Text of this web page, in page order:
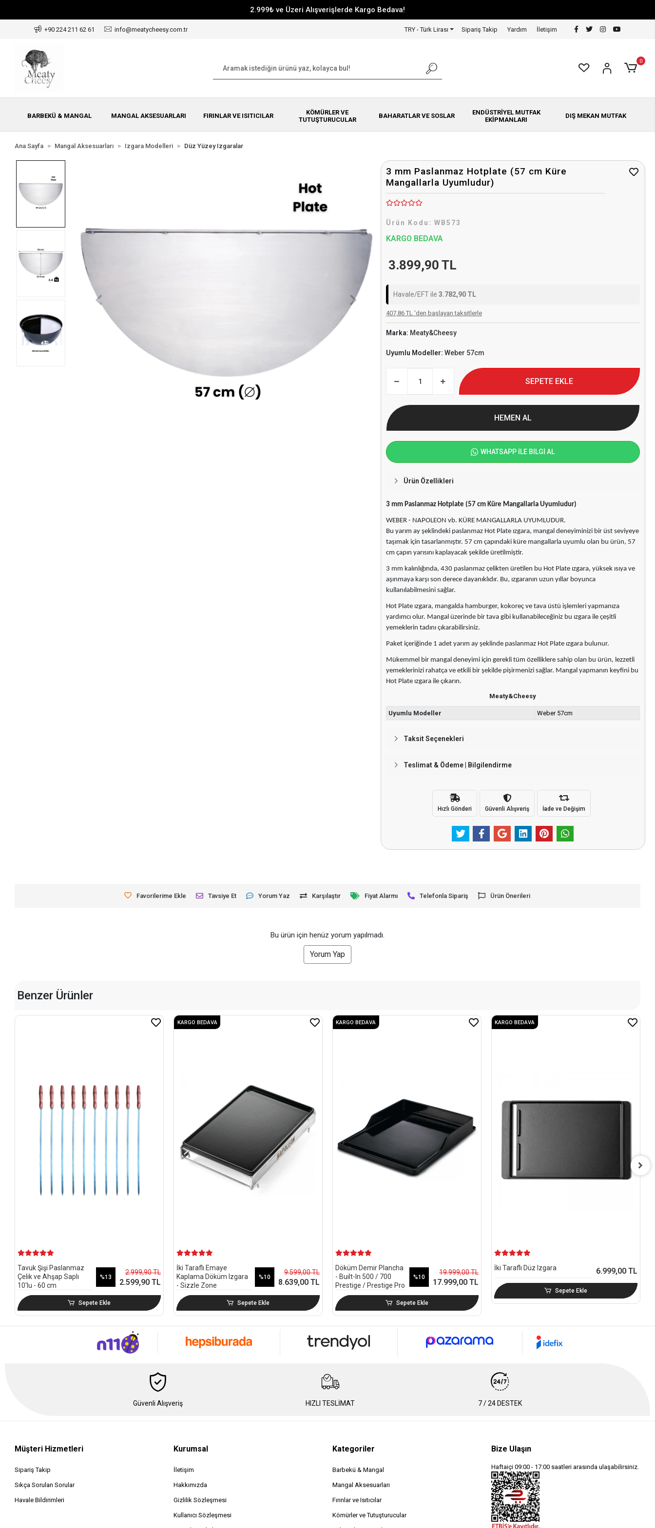
2.999₺ ve Üzeri Alışverişlerde Kargo Bedava!
+90 224 211 62 61 info@meatycheesy.com.tr TRY - Türk Lirası Sipariş Takip Yardım İletişim
0
BARBEKÜ & MANGAL MANGAL AKSESUARLARI FIRINLAR VE ISITICILAR
KÖMÜRLER VE
TUTUŞTURUCULAR
BAHARATLAR VE SOSLAR
ENDÜSTRİYEL MUTFAK
EKİPMANLARI
DIŞ MEKAN MUTFAK
Ana Sayfa Mangal Aksesuarları Izgara Modelleri Düz Yüzey Izgaralar
3 mm Paslanmaz Hotplate (57 cm Küre
Mangallarla Uyumludur)
Ürün Kodu: WB573
KARGO BEDAVA
3.899,90 TL
Havale/EFT ile 3.782,90 TL
407,86 TL 'den başlayan taksitlerle
Marka: Meaty&Cheesy
Uyumlu Modeller: Weber 57cm
SEPETE EKLE
HEMEN AL
WHATSAPP İLE BİLGİ AL
Ürün Özellikleri
3 mm Paslanmaz Hotplate (57 cm Küre Mangallarla Uyumludur)
WEBER - NAPOLEON vb. KÜRE MANGALLARLA UYUMLUDUR.
Bu yarım ay şeklindeki paslanmaz Hot Plate ızgara, mangal deneyiminizi bir üst seviyeye
taşımak için tasarlanmıştır. 57 cm çapındaki küre mangallarla uyumlu olan bu ürün, 57
cm çapın yarısını kaplayacak şekilde üretilmiştir.
3 mm kalınlığında, 430 paslanmaz çelikten üretilen bu Hot Plate ızgara, yüksek ısıya ve
aşınmaya karşı son derece dayanıklıdır. Bu, ızgaranın uzun yıllar boyunca
kullanılabilmesini sağlar.
Hot Plate ızgara, mangalda hamburger, kokoreç ve tava üstü işlemleri yapmanıza
yardımcı olur. Mangal üzerinde bir tava gibi kullanabileceğiniz bu ızgara ile çeşitli
yemeklerin tadını çıkarabilirsiniz.
Paket içeriğinde 1 adet yarım ay şeklinde paslanmaz Hot Plate ızgara bulunur.
Mükemmel bir mangal deneyimi için gerekli tüm özelliklere sahip olan bu ürün, lezzetli
yemeklerinizi rahatça ve etkili bir şekilde pişirmenizi sağlar. Mangal yapmanın keyfini bu
Hot Plate ızgara ile çıkarın.
Meaty&Cheesy
Uyumlu Modeller Weber 57cm
Taksit Seçenekleri
Teslimat & Ödeme | Bilgilendirme
Hızlı Gönderi Güvenli Alışveriş İade ve Değişim
Favorilerime Ekle Tavsiye Et Yorum Yaz Karşılaştır Fiyat Alarmı Telefonla Sipariş Ürün Önerileri
Bu ürün için henüz yorum yapılmadı.
Yorum Yap
Benzer Ürünler
Tavuk Şişi Paslanmaz
Çelik ve Ahşap Saplı
10'lu - 60 cm
%13
2.999,90 TL
2.599,90 TL
Sepete Ekle
KARGO BEDAVA
İki Taraflı Emaye
Kaplama Döküm Izgara
- Sizzle Zone
%10
9.599,00 TL
8.639,00 TL
Sepete Ekle
KARGO BEDAVA
Döküm Demir Plancha
- Built-In 500 / 700
Prestige / Prestige Pro
%10
19.999,00 TL
17.999,00 TL
Sepete Ekle
KARGO BEDAVA
İki Taraflı Düz Izgara 6.999,00 TL
Sepete Ekle
Güvenli Alışveriş HIZLI TESLİMAT 7 / 24 DESTEK
Müşteri Hizmetleri
Sipariş Takip
Sıkça Sorulan Sorular
Havale Bildirimleri
Kurumsal
İletişim
Hakkımızda
Gizlilik Sözleşmesi
Kullanıcı Sözleşmesi
Kategoriler
Barbekü & Mangal
Mangal Aksesuarları
Fırınlar ve Isıtıcılar
Kömürler ve Tutuşturucular
Bize Ulaşın
Haftaiçi 09:00 - 17:00 saatleri arasında ulaşabilirsiniz.